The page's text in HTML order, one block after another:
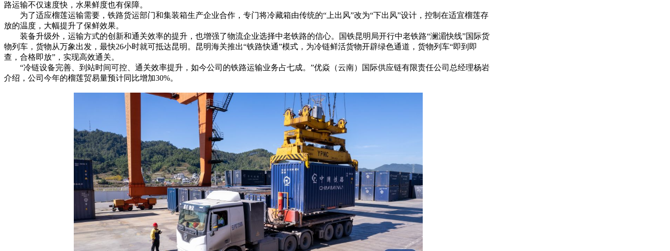
路运输不仅速度快，水果鲜度也有保障。
为了适应榴莲运输需要，铁路货运部门和集装箱生产企业合作，专门将冷藏箱由传统的“上出风”改为“下出风”设计，控制在适宜榴莲存
放的温度，大幅提升了保鲜效果。
装备升级外，运输方式的创新和通关效率的提升，也增强了物流企业选择中老铁路的信心。国铁昆明局开行中老铁路“澜湄快线”国际货
物列车，货物从万象出发，最快26小时就可抵达昆明。昆明海关推出“铁路快通”模式，为冷链鲜活货物开辟绿色通道，货物列车“即到即
查，合格即放”，实现高效通关。
“冷链设备完善、到站时间可控、通关效率提升，如今公司的铁路运输业务占七成。”优焱（云南）国际供应链有限责任公司总经理杨岩
介绍，公司今年的榴莲贸易量预计同比增加30%。